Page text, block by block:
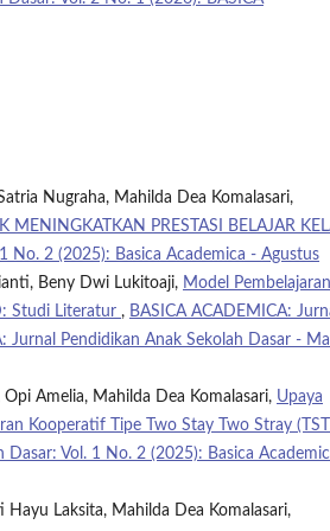
Nugraha, Mahilda Dea Komalasari,
MENINGKATKAN PRESTASI BELAJAR
No. 2 (2025): Basica Academica - Agustus
Beny Dwi Lukitoaji, Model Pembelajaran
Studi Literatur , BASICA ACADEMICA:
Jurnal Pendidikan Anak Sekolah Dasar -
Amelia, Mahilda Dea Komalasari, Upaya
Kooperatif Tipe Two Stay Two Stray
Dasar: Vol. 1 No. 2 (2025): Basica
Laksita, Mahilda Dea Komalasari,